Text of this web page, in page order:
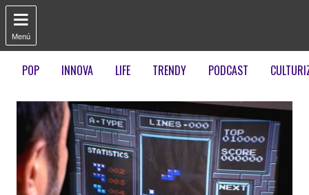

Menú
POP INNOVA LIFE TRENDY PODCAST